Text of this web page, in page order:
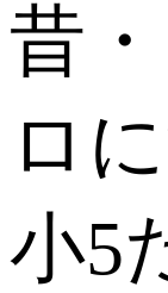
昔
ロ
小5